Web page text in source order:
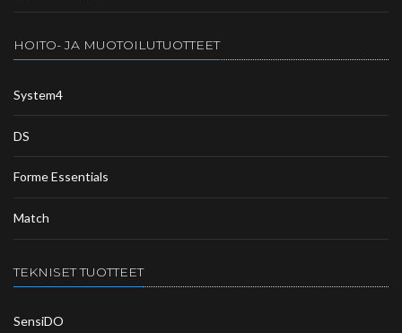
HOITO- JA MUOTOILUTUOTTEET
System4
DS
Forme Essentials
Match
TEKNISET TUOTTEET
SensiDO